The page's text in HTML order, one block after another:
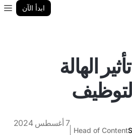
ابدأ الآن
الهالة
Head of Content
7 أغسطس 2024